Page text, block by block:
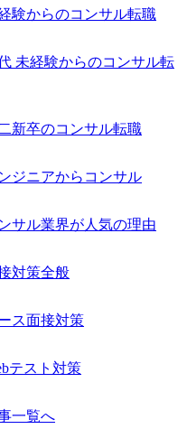
虎ノ門ヒルズ付近 ※詳
験からのコンサル転職
未経験からのコンサル転
新卒のコンサル転職
ジニアからコンサル
サル業界が人気の理由
対策全般
ス面接対策
テスト対策
一覧へ